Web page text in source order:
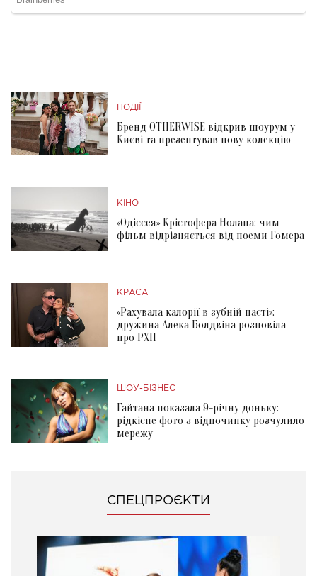
ПОДІЇ
Бренд OTHERWISE відкрив шоурум у
Києві та презентував нову колекцію
КІНО
«Одіссея» Крістофера Нолана: чим
фільм відрізняється від поеми Гомера
КРАСА
«Рахувала калорії в зубній пасті»:
дружина Алека Болдвіна розповіла
про РХП
ШОУ-БІЗНЕС
Гайтана показала 9-річну доньку:
рідкісне фото з відпочинку розчулило
мережу
СПЕЦПРОЄКТИ